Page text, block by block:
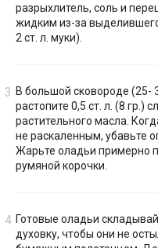
разрыхлитель, соль и
жидким из-за
2 ст. л. муки).
В большой сковороде (25-
растопите 0,5 ст. л. (8 гр.)
растительного масла.
не раскаленным, убавьте
Жарьте оладьи примерно
румяной корочки.
Готовые оладьи
духовку, чтобы они не